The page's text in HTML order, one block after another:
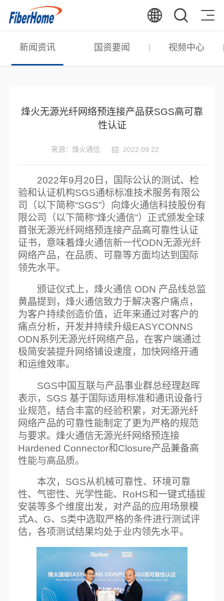
新闻资讯 国资要闻 视频中心
烽火无源光纤网络预连接产品获SGS高可靠
性认证
来源：烽火通信 2022.09.22
2022年9月20日，国际公认的测试、检
验和认证机构SGS通标标准技术服务有限公
司（以下简称“SGS”）向烽火通信科技股份有
限公司（以下简称“烽火通信”）正式颁发全球
首张无源光纤网络预连接产品高可靠性认证
证书，意味着烽火通信新一代ODN无源光纤
网络产品，在品质、可靠等方面均达到国际
领先水平。
颁证仪式上，烽火通信 ODN 产品线总监
黄晶提到，烽火通信致力于解决客户痛点，
为客户持续创造价值，近年来通过对客户的
痛点分析，开发并持续升级EASYCONNS
ODN系列无源光纤网络产品，在客户端通过
极简安装提升网络铺设速度，加快网络开通
和运维效率。
SGS中国互联与产品事业群总经理赵晖
表示，SGS 基于国际适用标准和通讯设备行
业规范，结合丰富的经验积累，对无源光纤
网络产品的可靠性能制定了更为严格的规范
与要求。烽火通信无源光纤网络预连接
Hardened Connector和Closure产品兼备高
性能与高品质。
本次，SGS从机械可靠性、环境可靠
性、气密性、光学性能、RoHS和一键式插拔
安装等多个维度出发，对产品的应用场景模
式A、G、S类中选取严格的条件进行测试评
估，各项测试结果均处于业内领先水平。